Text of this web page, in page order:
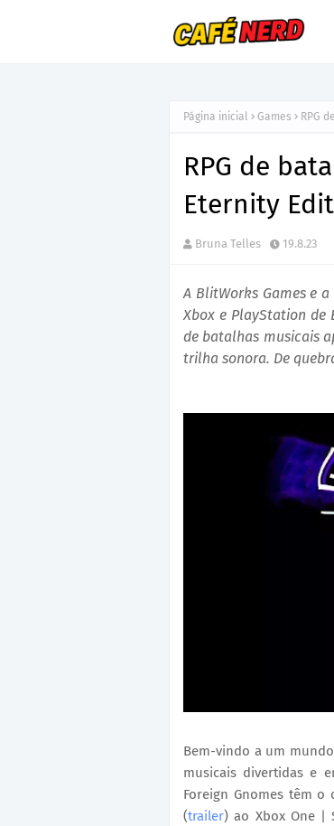
Página inicial Games RPG
RPG de
Eternity
Bruna Telles 19.8.23
A BlitWorks Games e
Xbox e PlayStation de
de batalhas musicais
trilha sonora. De
Bem-vindo a um
musicais divertidas e
Foreign Gnomes têm
(trailer) ao Xbox One |